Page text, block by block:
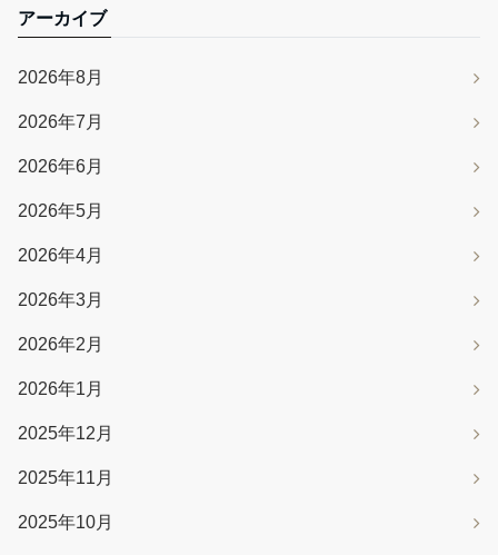
アーカイブ
2026年8月
2026年7月
2026年6月
2026年5月
2026年4月
2026年3月
2026年2月
2026年1月
2025年12月
2025年11月
2025年10月